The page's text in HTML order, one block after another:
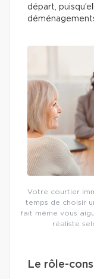
départ,
Votre courtier
temps de choisir
fait même vous
réaliste
Le rôle-